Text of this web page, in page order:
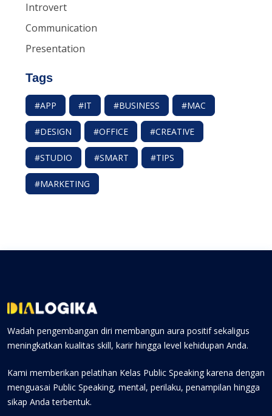
Introvert
Communication
Presentation
Tags
#APP #IT #BUSINESS #MAC
#DESIGN #OFFICE #CREATIVE
#STUDIO #SMART #TIPS
#MARKETING
Wadah pengembangan diri membangun aura positif sekaligus
meningkatkan kualitas skill, karir hingga level kehidupan Anda.
Kami memberikan pelatihan Kelas Public Speaking karena dengan
menguasai Public Speaking, mental, perilaku, penampilan hingga
sikap Anda terbentuk.